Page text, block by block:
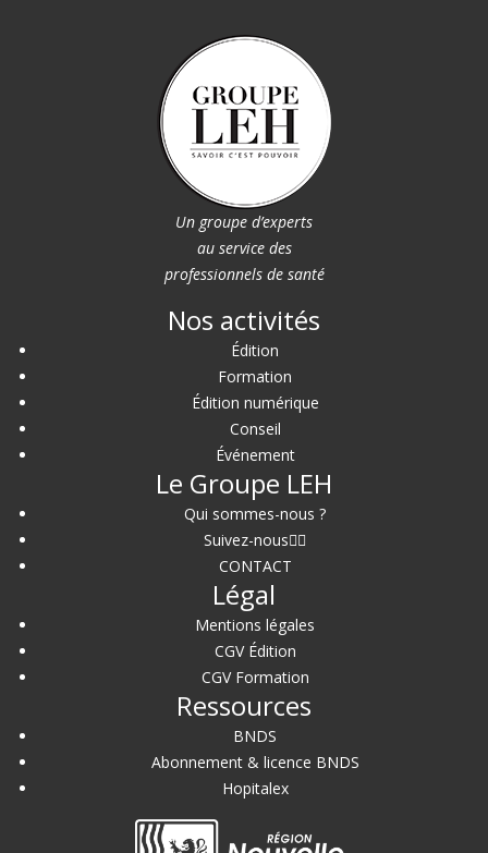
Un groupe d’experts
au service des
professionnels de santé
Nos activités
Édition
Formation
Édition numérique
Conseil
Événement
Le Groupe LEH
Qui sommes-nous ?
Suivez-nous
CONTACT
Légal
Mentions légales
CGV Édition
CGV Formation
Ressources
BNDS
Abonnement & licence BNDS
Hopitalex